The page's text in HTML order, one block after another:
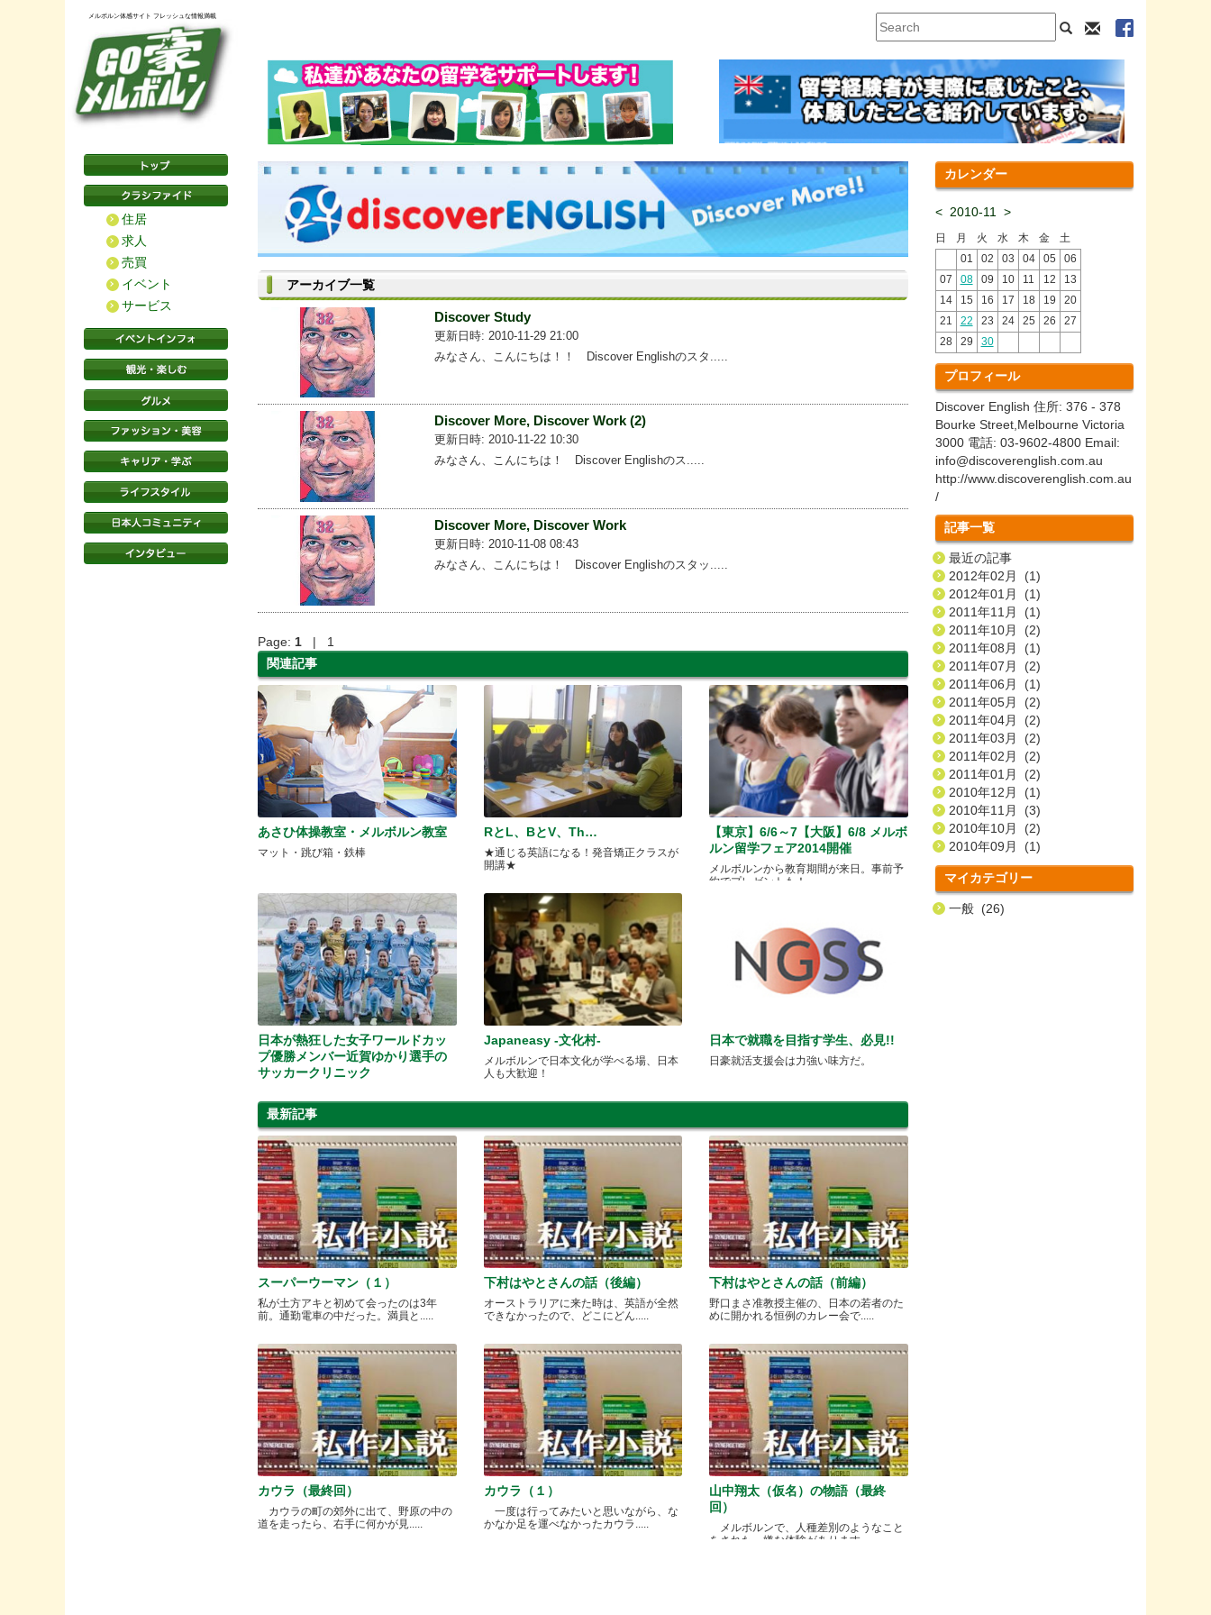
メルボルン体感サイト フレッシュな情報満載
住居
求人
売買
イベント
サービス
アーカイブ一覧
Discover Study
更新日時: 2010-11-29 21:00
みなさん、こんにちは！！ Discover Englishのスタ.....
Discover More, Discover Work (2)
更新日時: 2010-11-22 10:30
みなさん、こんにちは！ Discover Englishのス.....
Discover More, Discover Work
更新日時: 2010-11-08 08:43
みなさん、こんにちは！ Discover Englishのスタッ.....
Page: 1 | 1
関連記事
あさひ体操教室・メルボルン教室
マット・跳び箱・鉄棒
RとL、BとV、Th…
★通じる英語になる！発音矯正クラスが
開講★
【東京】6/6～7【大阪】6/8 メルボ
ルン留学フェア2014開催
メルボルンから教育期間が来日。事前予
約でプレゼントも！
日本が熱狂した女子ワールドカッ
プ優勝メンバー近賀ゆかり選手の
サッカークリニック
Japaneasy -文化村-
メルボルンで日本文化が学べる場、日本
人も大歓迎！
日本で就職を目指す学生、必見!!
日豪就活支援会は力強い味方だ。
最新記事
スーパーウーマン（１）
私が土方アキと初めて会ったのは3年
前。通勤電車の中だった。満員と.....
下村はやとさんの話（後編）
オーストラリアに来た時は、英語が全然
できなかったので、どこにどん.....
下村はやとさんの話（前編）
野口まさ准教授主催の、日本の若者のた
めに開かれる恒例のカレー会で.....
カウラ（最終回）
カウラの町の郊外に出て、野原の中の
道を走ったら、右手に何かが見.....
カウラ（１）
一度は行ってみたいと思いながら、な
かなか足を運べなかったカウラ.....
山中翔太（仮名）の物語（最終
回）
メルボルンで、人種差別のようなこと
をされた、嫌な体験があります.....
カレンダー
< 2010-11 >
日 月 火 水 木 金
土
01
02 03 04 05
06
07
08 09 10 11 12
13
14
15 16 17 18 19
20
21
22 23 24 25 26
27
28
29 30
プロフィール
Discover English 住所: 376 - 378
Bourke Street,Melbourne Victoria
3000 電話: 03-9602-4800 Email:
info@discoverenglish.com.au
http://www.discoverenglish.com.au
/
記事一覧
最近の記事
2012年02月 (1)
2012年01月 (1)
2011年11月 (1)
2011年10月 (2)
2011年08月 (1)
2011年07月 (2)
2011年06月 (1)
2011年05月 (2)
2011年04月 (2)
2011年03月 (2)
2011年02月 (2)
2011年01月 (2)
2010年12月 (1)
2010年11月 (3)
2010年10月 (2)
2010年09月 (1)
マイカテゴリー
一般 (26)